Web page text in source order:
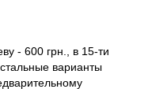
- 600 грн., в 15-ти
варианты